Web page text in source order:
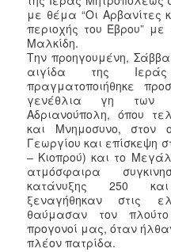
με θέμα “Οι Αρβανίτες
περιοχής του Έβρου”
Μαλκίδη.
Την προηγουμένη,
αιγίδα της
πραγματοποιήθηκε
γενέθλια γη των
Αδριανούπολη, όπου
και Μνημοσυνο, στον
Γεωργίου και επίσκεψη
– Κιοπρού) και το
ατμόσφαιρα
κατάνυξης 250
ξεναγήθηκαν στις
θαύμασαν τον
προγονοί μας, όταν
πλέον πατρίδα.